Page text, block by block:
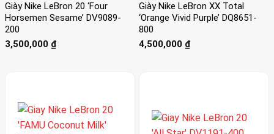
Giày Nike LeBron 20 ‘Four
Horsemen Sesame’ DV9089-
200
3,500,000 ₫
Giày Nike LeBron XX Total
‘Orange Vivid Purple’ DQ8651-
800
4,500,000 ₫